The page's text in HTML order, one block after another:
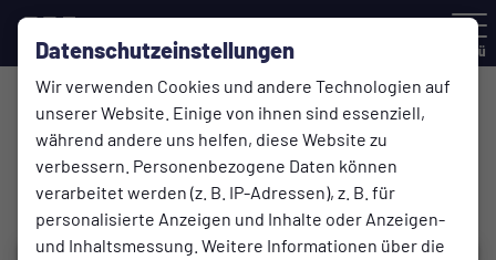
Datenschutzeinstellungen
Wir verwenden Cookies und andere Technologien auf
unserer Website. Einige von ihnen sind essenziell,
während andere uns helfen, diese Website zu
verbessern. Personenbezogene Daten können
verarbeitet werden (z. B. IP-Adressen), z. B. für
personalisierte Anzeigen und Inhalte oder Anzeigen-
und Inhaltsmessung. Weitere Informationen über die
Menü
Senioren
17.05.2024 15:34 Uhr
Ü30/AH auf Tour